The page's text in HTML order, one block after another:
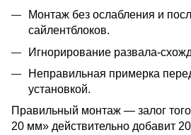
Монтаж без ослабления и
сайлентблоков.
Игнорирование развала-
Неправильная примерка
установкой.
Правильный монтаж — залог
20 мм» действительно добавит